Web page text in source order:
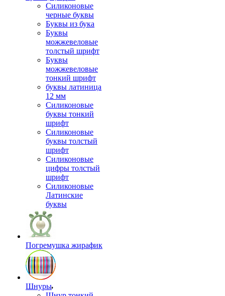
Силиконовые
черные буквы
Буквы из бука
Буквы
можжевеловые
толстый шрифт
Буквы
можжевеловые
тонкий шрифт
буквы латиница
12 мм
Силиконовые
буквы тонкий
шрифт
Силиконовые
буквы толстый
шрифт
Силиконовые
цифры толстый
шрифт
Силиконовые
Латинские
буквы
Погремушка жирафик
Шнуры